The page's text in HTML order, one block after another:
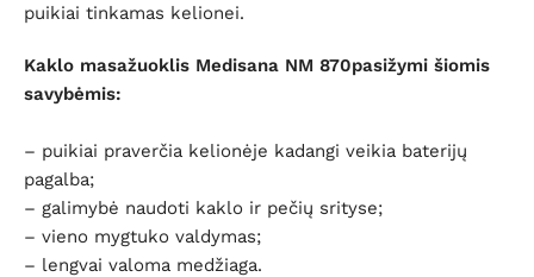
puikiai tinkamas kelionei.
Kaklo masažuoklis Medisana NM 870pasižymi šiomis
savybėmis:
– puikiai praverčia kelionėje kadangi veikia baterijų
pagalba;
– galimybė naudoti kaklo ir pečių srityse;
– vieno mygtuko valdymas;
– lengvai valoma medžiaga.